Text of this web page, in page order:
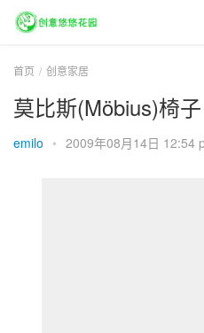
首页 创意家居
莫比斯(Möbius)椅子
emilo • 2009年08月14日 12:54